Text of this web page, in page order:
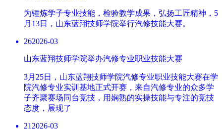
为锤炼学子专业技能，检验教学成果，弘扬工匠精神，5
月13日，山东蓝翔技师学院举行汽修技能大赛。
262026-03
山东蓝翔技师学院举办汽修专业职业技能大赛
3月25日，山东蓝翔技师学院汽修专业职业技能大赛在学
院汽修专业实训基地正式开赛，来自汽修专业的众多学
子齐聚赛场同台竞技，用娴熟的实操技能与专注的竞技
态度，展现了
21 2026-03